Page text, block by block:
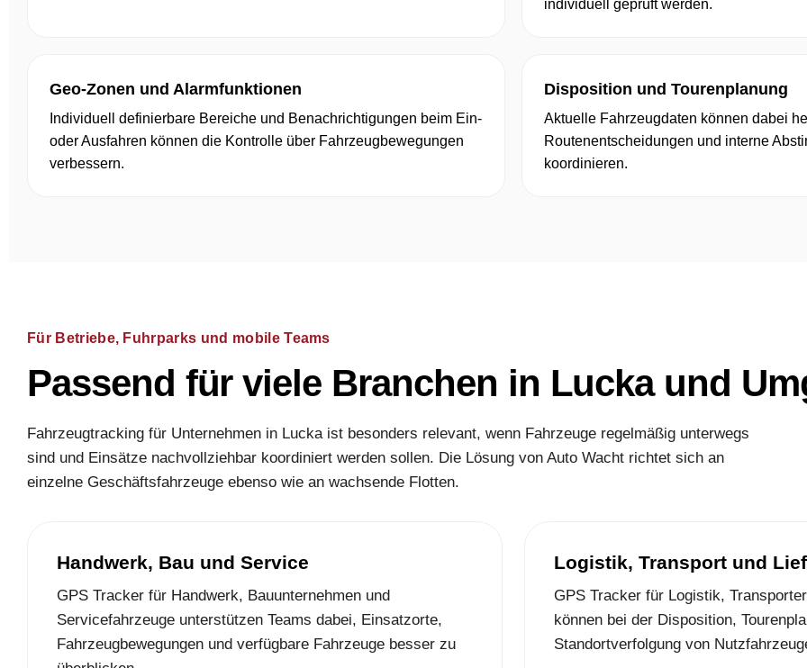
individuell geprüft werden.
Geo-Zonen und Alarmfunktionen
Individuell definierbare Bereiche und Benachrichtigungen beim Ein-
oder Ausfahren können die Kontrolle über Fahrzeugbewegungen
verbessern.
Disposition und Tourenplanung
Aktuelle Fahrzeugdaten können dabei
Routenentscheidungen und interne
koordinieren.
Für Betriebe, Fuhrparks und mobile Teams
Passend für viele Branchen in Lucka und
Fahrzeugtracking für Unternehmen in Lucka ist besonders relevant, wenn Fahrzeuge regelmäßig unterwegs
sind und Einsätze nachvollziehbar koordiniert werden sollen. Die Lösung von Auto Wacht richtet sich an
einzelne Geschäftsfahrzeuge ebenso wie an wachsende Flotten.
Handwerk, Bau und Service
GPS Tracker für Handwerk, Bauunternehmen und
Servicefahrzeuge unterstützen Teams dabei, Einsatzorte,
Fahrzeugbewegungen und verfügbare Fahrzeuge besser zu
Logistik, Transport und
GPS Tracker für Logistik,
können bei der Disposition,
Standortverfolgung von